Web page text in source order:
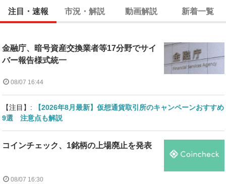
注目・速報 市況・解説 動画解説 新着一覧
金融庁、暗号資産交換業者等17分野でサイ
バー報告様式統一
08/07 16:44
【注目】:
【2026年8月最新】仮想通貨取引所のキャンペーンおすすめ
9選 注意点も解説
コインチェック、1銘柄の上場廃止を発表
08/07 16:30